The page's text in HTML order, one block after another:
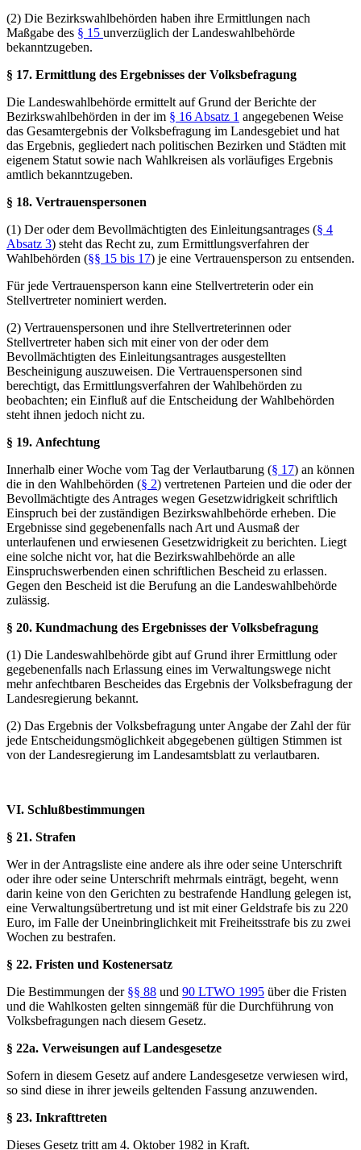
(2) Die Bezirkswahlbehörden haben ihre Ermittlungen nach
Maßgabe des § 15 unverzüglich der Landeswahlbehörde
bekanntzugeben.
§ 17. Ermittlung des Ergebnisses der Volksbefragung
Die Landeswahlbehörde ermittelt auf Grund der Berichte der
Bezirkswahlbehörden in der im § 16 Absatz 1 angegebenen Weise
das Gesamtergebnis der Volksbefragung im Landesgebiet und hat
das Ergebnis, gegliedert nach politischen Bezirken und Städten mit
eigenem Statut sowie nach Wahlkreisen als vorläufiges Ergebnis
amtlich bekanntzugeben.
§ 18. Vertrauenspersonen
(1) Der oder dem Bevollmächtigten des Einleitungsantrages (§ 4
Absatz 3) steht das Recht zu, zum Ermittlungsverfahren der
Wahlbehörden (§§ 15 bis 17) je eine Vertrauensperson zu entsenden.
Für jede Vertrauensperson kann eine Stellvertreterin oder ein
Stellvertreter nominiert werden.
(2) Vertrauenspersonen und ihre Stellvertreterinnen oder
Stellvertreter haben sich mit einer von der oder dem
Bevollmächtigten des Einleitungsantrages ausgestellten
Bescheinigung auszuweisen. Die Vertrauenspersonen sind
berechtigt, das Ermittlungsverfahren der Wahlbehörden zu
beobachten; ein Einfluß auf die Entscheidung der Wahlbehörden
steht ihnen jedoch nicht zu.
§ 19. Anfechtung
Innerhalb einer Woche vom Tag der Verlautbarung (§ 17) an können
die in den Wahlbehörden (§ 2) vertretenen Parteien und die oder der
Bevollmächtigte des Antrages wegen Gesetzwidrigkeit schriftlich
Einspruch bei der zuständigen Bezirkswahlbehörde erheben. Die
Ergebnisse sind gegebenenfalls nach Art und Ausmaß der
unterlaufenen und erwiesenen Gesetzwidrigkeit zu berichten. Liegt
eine solche nicht vor, hat die Bezirkswahlbehörde an alle
Einspruchswerbenden einen schriftlichen Bescheid zu erlassen.
Gegen den Bescheid ist die Berufung an die Landeswahlbehörde
zulässig.
§ 20. Kundmachung des Ergebnisses der Volksbefragung
(1) Die Landeswahlbehörde gibt auf Grund ihrer Ermittlung oder
gegebenenfalls nach Erlassung eines im Verwaltungswege nicht
mehr anfechtbaren Bescheides das Ergebnis der Volksbefragung der
Landesregierung bekannt.
(2) Das Ergebnis der Volksbefragung unter Angabe der Zahl der für
jede Entscheidungsmöglichkeit abgegebenen gültigen Stimmen ist
von der Landesregierung im Landesamtsblatt zu verlautbaren.
VI. Schlußbestimmungen
§ 21. Strafen
Wer in der Antragsliste eine andere als ihre oder seine Unterschrift
oder ihre oder seine Unterschrift mehrmals einträgt, begeht, wenn
darin keine von den Gerichten zu bestrafende Handlung gelegen ist,
eine Verwaltungsübertretung und ist mit einer Geldstrafe bis zu 220
Euro, im Falle der Uneinbringlichkeit mit Freiheitsstrafe bis zu zwei
Wochen zu bestrafen.
§ 22. Fristen und Kostenersatz
Die Bestimmungen der §§ 88 und 90 LTWO 1995 über die Fristen
und die Wahlkosten gelten sinngemäß für die Durchführung von
Volksbefragungen nach diesem Gesetz.
§ 22a. Verweisungen auf Landesgesetze
Sofern in diesem Gesetz auf andere Landesgesetze verwiesen wird,
so sind diese in ihrer jeweils geltenden Fassung anzuwenden.
§ 23. Inkrafttreten
Dieses Gesetz tritt am 4. Oktober 1982 in Kraft.